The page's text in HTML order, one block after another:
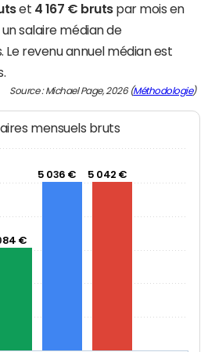
et 4 167 € brutspar mois en
salaire médian de
Le revenu annuel médian est
Source : Michael Page, 2026 (Méthodologie)
mensuels bruts
€
5 036 € 5 042 €